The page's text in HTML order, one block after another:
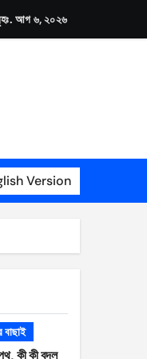
আগ ৬, ২০২৬
Version
বাছাই
কী কী বদল